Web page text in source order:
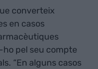
converteix
en casos
pel seu compte
“En alguns casos